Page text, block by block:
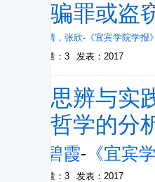
诈骗罪或
陈柳清 ， 张欣- 《宜宾学院学报》
被引量：3
发表：2017
在思辨与
德哲学的分
秦碧霞- 《宜宾
被引量：3 发表：2017